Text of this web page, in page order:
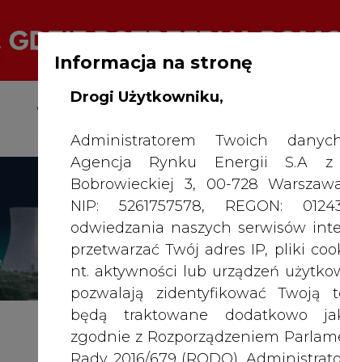
ZIELONA GOSPODARKA ZMIANY KADROWE
Informacja na stronę
Drogi Użytkowniku,
Administratorem Twoich
Agencja Rynku Energii S.A
Bobrowieckiej 3, 00-728
NIP: 5261757578, REGON:
odwiedzania naszych serwisów
przetwarzać Twój adres IP, pliki
nt. aktywności lub urządzeń
pozwalają zidentyfikować Twoją
będą traktowane dodatkowo
zgodnie z Rozporządzeniem
Prezes PGE: zima będzie bardzo trudna,
drukuj skomentuj